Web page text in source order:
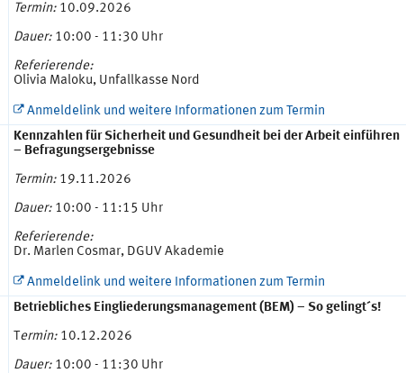
Termin: 10.09.2026
Dauer: 10:00 - 11:30 Uhr
Referierende:
Olivia Maloku, Unfallkasse Nord
Anmeldelink und weitere Informationen zum Termin
Kennzahlen für Sicherheit und Gesundheit bei der Arbeit einführen
– Befragungsergebnisse
Termin: 19.11.2026
Dauer: 10:00 - 11:15 Uhr
Referierende:
Dr. Marlen Cosmar, DGUV Akademie
Anmeldelink und weitere Informationen zum Termin
Betriebliches Eingliederungsmanagement (BEM) – So gelingt´s!
ermin: 10.12.2026
Dauer: 10:00 - 11:30 Uhr